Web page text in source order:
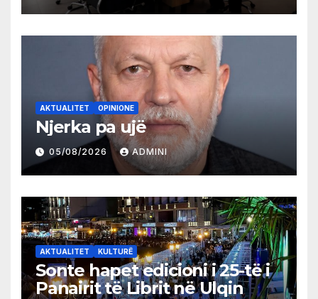
AKTUALITET OPINIONE
Njerka pa ujë
05/08/2026 ADMINI
AKTUALITET KULTURË
Sonte hapet edicioni i 25-të i
Panairit të Librit në Ulqin